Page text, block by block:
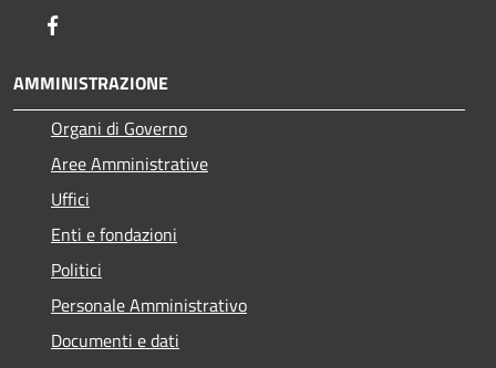
AMMINISTRAZIONE
Organi di Governo
Aree Amministrative
Uffici
Enti e fondazioni
Politici
Personale Amministrativo
Documenti e dati